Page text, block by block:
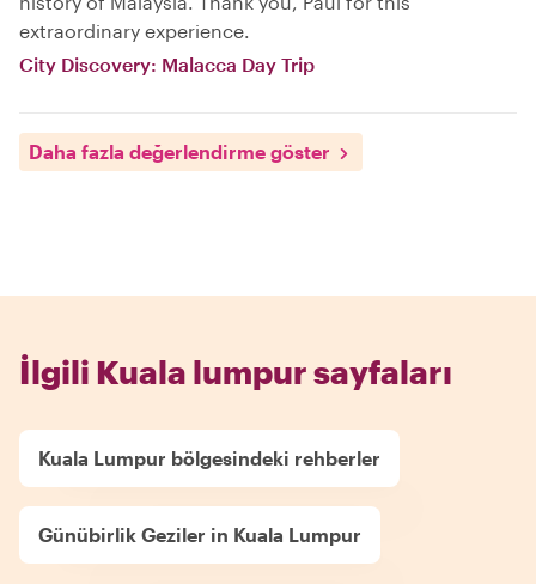
extraordinary experience.
City Discovery: Malacca Day Trip
Daha fazla değerlendirme göster
İlgili Kuala lumpur sayfaları
Kuala Lumpur bölgesindeki rehberler
Günübirlik Geziler in Kuala Lumpur